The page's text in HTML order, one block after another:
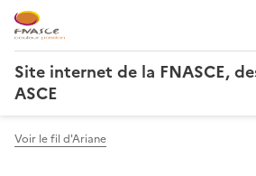
Site internet de la FNASCE,
ASCE
Voir le fil d'Ariane